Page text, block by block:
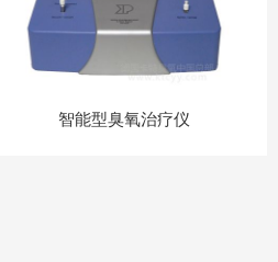
智能型臭氧治疗仪